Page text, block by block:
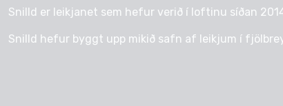
Snilld er leikjanet sem hefur verið í loftinu síðan
Snilld hefur byggt upp mikið safn af leikjum í